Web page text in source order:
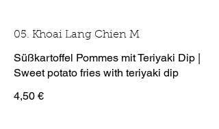
05. Khoai Lang Chien M
Süßkartoffel Pommes mit Teriyaki Dip |
Sweet potato fries with teriyaki dip
4,50 €